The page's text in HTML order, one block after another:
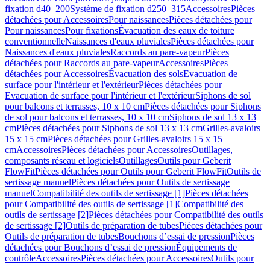
fixation d40–200Système de fixation d250–315AccessoiresPièces
détachées pour AccessoiresPour naissancesPièces détachées pour
Pour naissancesPour fixationsÉvacuation des eaux de toiture
conventionnelleNaissances d'eaux pluvialesPièces détachées pour
Naissances d'eaux pluvialesRaccords au pare-vapeurPièces
détachées pour Raccords au pare-vapeurAccessoiresPièces
détachées pour AccessoiresÉvacuation des solsEvacuation de
surface pour l'intérieur et l'extérieurPièces détachées pour
Evacuation de surface pour l'intérieur et l'extérieurSiphons de sol
pour balcons et terrasses, 10 x 10 cmPièces détachées pour Siphons
de sol pour balcons et terrasses, 10 x 10 cmSiphons de sol 13 x 13
cmPièces détachées pour Siphons de sol 13 x 13 cmGrilles-avaloirs
15 x 15 cmPièces détachées pour Grilles-avaloirs 15 x 15
cmAccessoiresPièces détachées pour AccessoiresOutillages,
composants réseau et logicielsOutillagesOutils pour Geberit
FlowFitPièces détachées pour Outils pour Geberit FlowFitOutils de
sertissage manuelPièces détachées pour Outils de sertissage
manuelCompatibilité des outils de sertissage [1]Pièces détachées
pour Compatibilité des outils de sertissage [1]Compatibilité des
outils de sertissage [2]Pièces détachées pour Compatibilité des outils
de sertissage [2]Outils de préparation de tubesPièces détachées pour
Outils de préparation de tubesBouchons d’essai de pressionPièces
détachées pour Bouchons d’essai de pressionÉquipements de
contrôleAccessoiresPièces détachées pour AccessoiresOutils pour